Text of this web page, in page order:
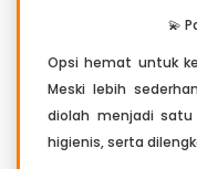
💫
Opsi hemat untuk
Meski lebih
diolah menjadi
higienis, serta